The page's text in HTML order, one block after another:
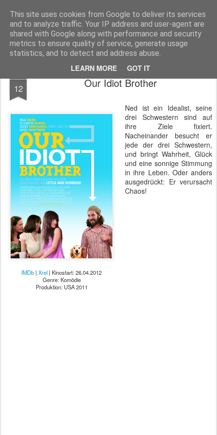
This site uses cookies from Google to deliver its services
and to analyze traffic. Your IP address and user-agent are
shared with Google along with performance and security
metrics to ensure quality of service, generate usage
statistics, and to detect and address abuse.
LEARN MORE GOT IT
MyKinoTrailer
Pages
12 Our Idiot Brother
IMDb | Xrel | Kinostart: 26.04.2012
Genre: Komödie
Produktion: USA 2011
Ned ist ein Idealist, seine
drei Schwestern sind auf
ihre Ziele fixiert.
Nacheinander besucht er
jede der drei Schwestern,
und bringt Wahrheit, Glück
und eine sonnige Stimmung
in ihre Leben. Oder anders
ausgedrückt: Er verursacht
Chaos!